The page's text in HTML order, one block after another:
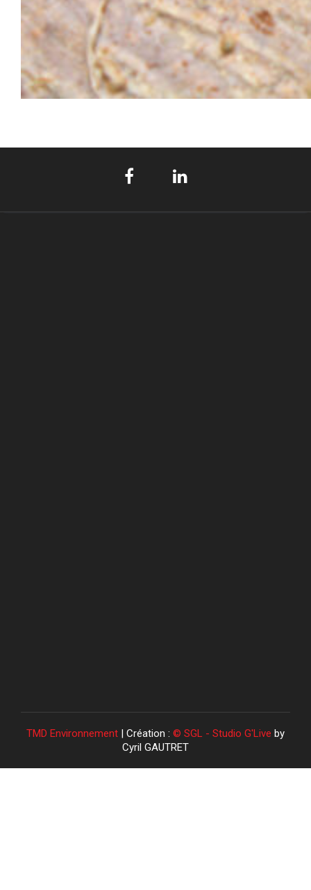
TMD Environnement | Création : © SGL - Studio G'Live by
Cyril GAUTRET